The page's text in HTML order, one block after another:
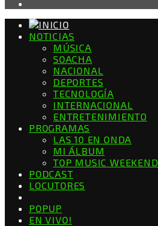
NOTICIAS
MÚSICA
SOACHA
NACIONAL
DEPORTES
TECNOLOGÍA
INTERNACIONAL
ENTRETENIMIENTO
PROGRAMAS
LAS 10 EN ONDA
MI ÁLBUM
TOP MUSIC WEEKEND
PODCAST
LOCUTORES
POPUP
EN VIVO!